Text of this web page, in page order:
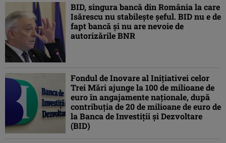
BID, singura bancă din România la care
Isărescu nu stabilește șeful. BID nu e de
fapt bancă și nu are nevoie de
autorizările BNR
Fondul de Inovare al Iniţiativei celor
Trei Mări ajunge la 100 de milioane de
euro în angajamente naţionale, după
contribuţia de 20 de milioane de euro de
la Banca de Investiţii şi Dezvoltare
(BID)